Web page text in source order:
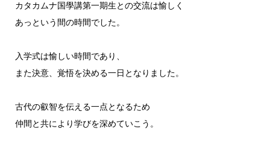
カタカムナ国學講第一期生との交流は愉しく
あっという間の時間でした。
入学式は愉しい時間であり、
また決意、覚悟を決める一日となりました。
古代の叡智を伝える一点となるため
仲間と共により学びを深めていこう。